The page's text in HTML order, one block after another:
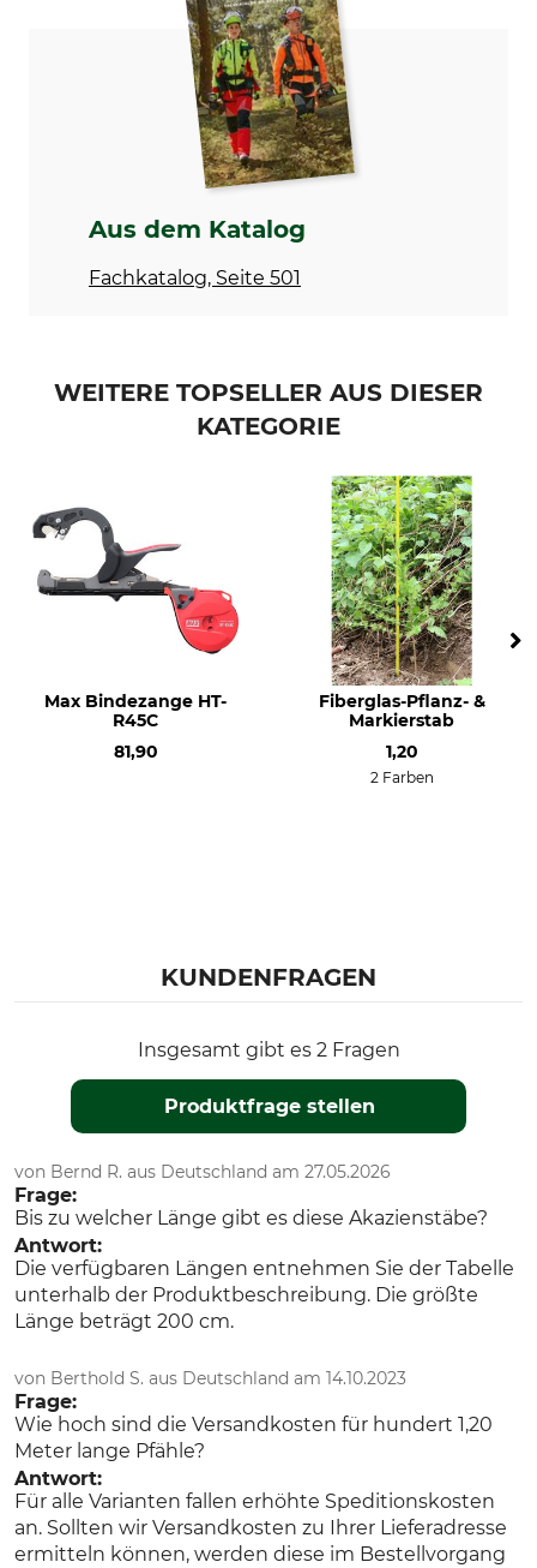
Höhe
22 mm
Aus dem Katalog
Fachkatalog, Seite 501
WEITERE TOPSELLER AUS DIESER
KATEGORIE
Max Bindezange HT-
R45C
81,90
Fiberglas-Pflanz- &
Markierstab
1,20
2 Farben
KUNDENFRAGEN
Insgesamt gibt es 2 Fragen
Produktfrage stellen
von Bernd R. aus Deutschland am 27.05.2026
Frage:
Bis zu welcher Länge gibt es diese Akazienstäbe?
Antwort:
Die verfügbaren Längen entnehmen Sie der Tabelle
unterhalb der Produktbeschreibung. Die größte
Länge beträgt 200 cm.
von Berthold S. aus Deutschland am 14.10.2023
Frage:
Wie hoch sind die Versandkosten für hundert 1,20
Meter lange Pfähle?
Antwort:
Für alle Varianten fallen erhöhte Speditionskosten
an. Sollten wir Versandkosten zu Ihrer Lieferadresse
ermitteln können, werden diese im Bestellvorgang